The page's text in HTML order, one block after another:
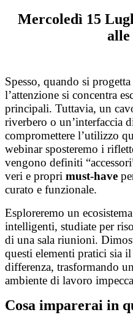
Mercoledì 15
alle
Spesso, quando si
l’attenzione si concentra
principali. Tuttavia, un
riverbero o un’interfaccia
compromettere l’utilizzo
webinar sposteremo i
vengono definiti
veri e propri must-have
curato e funzionale.
Esploreremo un
intelligenti, studiate per
di una sala riunioni.
questi elementi pratici sia
differenza, trasformando
ambiente di lavoro
Cosa imparerai in